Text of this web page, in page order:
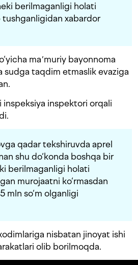
berilmaganligi holati
tushganligidan xabardor
maʼmuriy bayonnoma
sudga taqdim etmaslik evaziga
inspektori orqali
qadar tekshiruvda aprel
shu do‘konda boshqa bir
berilmaganligi holati
murojaatni ko‘rmasdan
mln so‘m olganligi
nisbatan jinoyat ishi
olib borilmoqda.